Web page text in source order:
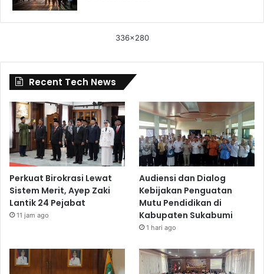
336x280
Recent Tech News
Perkuat Birokrasi Lewat
Sistem Merit, Ayep Zaki
Lantik 24 Pejabat
11 jam ago
Audiensi dan Dialog
Kebijakan Penguatan
Mutu Pendidikan di
Kabupaten Sukabumi
1 hari ago